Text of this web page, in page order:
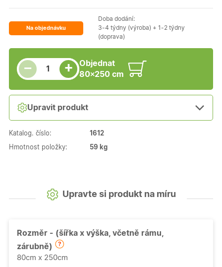
Na objednávku
Doba dodání:
3-4 týdny (výroba) + 1-2 týdny
(doprava)
−
Snížit množství
Počet kusů +
Zvýšit množství
Objednat
80×250 cm
Upravit produkt
Katalog. číslo: 1612
Hmotnost položky: 59 kg
Upravte si produkt na míru
Rozměr - (šířka x výška, včetně rámu,
zárubně)
80cm x 250cm